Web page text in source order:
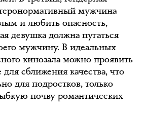
мужчина
и любить опасность,
девушка должна пугаться
мужчину. В идеальных
кинозала можно проявить
сближения качества, что
для подростков, только
почву романтических